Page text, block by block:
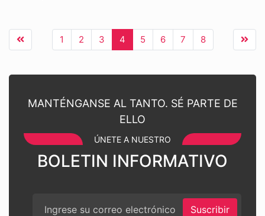
1 2 3 4 5 6 7 8
MANTÉNGANSE AL TANTO. SÉ PARTE DE
ELLO
ÚNETE A NUESTRO
BOLETIN INFORMATIVO
Suscribir